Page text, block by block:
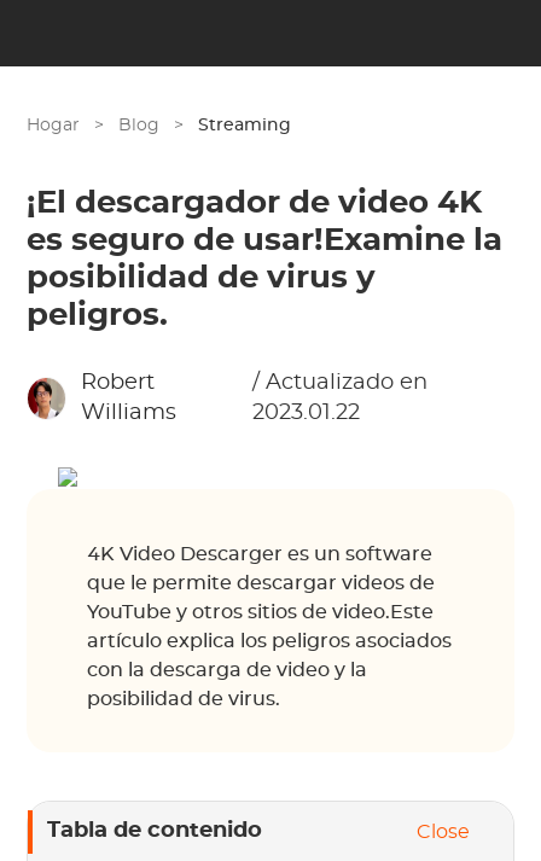
Hogar > Blog > Streaming
¡El descargador de video 4K
es seguro de usar!Examine la
posibilidad de virus y
peligros.
Robert
Williams
/ Actualizado en
2023.01.22
4K Video Descarger es un software
que le permite descargar videos de
YouTube y otros sitios de video.Este
artículo explica los peligros asociados
con la descarga de video y la
posibilidad de virus.
Tabla de contenido Close